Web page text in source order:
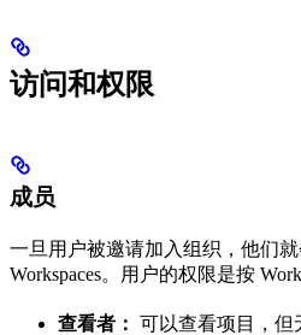
访问和权限
成员
一旦用户被邀请加入组织，他们
Workspaces。用户的权限是按
查看者： 可以查看项目，但